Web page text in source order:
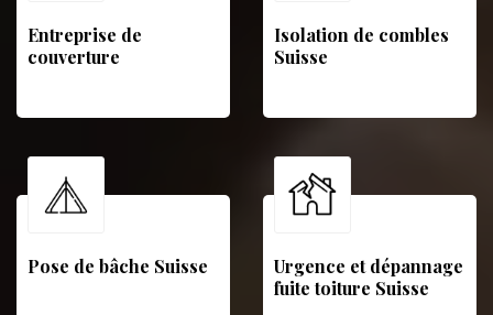
Entreprise de
couverture
Isolation de combles
Suisse
Pose de bâche Suisse
Urgence et dépannage
fuite toiture Suisse